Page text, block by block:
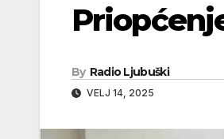
By Radio Ljubuški
VELJ 14, 2025